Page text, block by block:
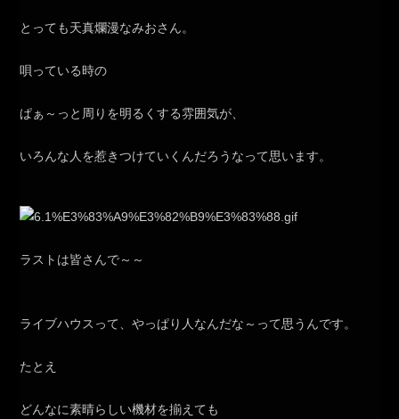
とっても天真爛漫なみおさん。
唄っている時の
ぱぁ～っと周りを明るくする雰囲気が、
いろんな人を惹きつけていくんだろうなって思います。
ラストは皆さんで～～
ライブハウスって、やっぱり人なんだな～って思うんです。
たとえ
どんなに素晴らしい機材を揃えても